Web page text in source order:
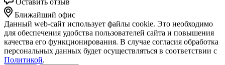
Оставить отзыв
Ближайший офис
Данный web-сайт использует файлы cookie. Это необходимо
для обеспечения удобства пользователей сайта и повышения
качества его функционирования. В случае согласия обработка
персональных данных будет осуществляться в соответствии с
Политикой.